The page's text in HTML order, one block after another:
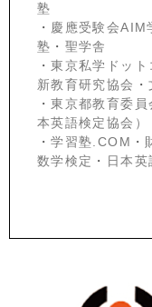
塾
・ 慶應受験会AIM
塾 ・ 聖学舎
・東京私学ドット
新教育研究協会 ・
・東京都教育委員
本英語検定協会）
・学習塾.COM ・
数学検定 ・ 日本英